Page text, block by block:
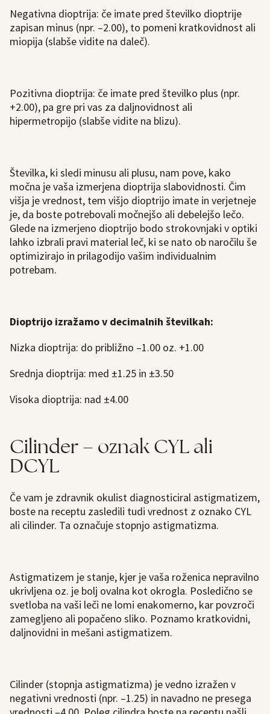
Negativna dioptrija: če imate pred številko dioptrije
zapisan minus (npr. –2.00), to pomeni kratkovidnost ali
miopija (slabše vidite na daleč).
Pozitivna dioptrija: če imate pred številko plus (npr.
+2.00), pa gre pri vas za daljnovidnost ali
hipermetropijo (slabše vidite na blizu).
Številka, ki sledi minusu ali plusu, nam pove, kako
močna je vaša izmerjena dioptrija slabovidnosti. Čim
višja je vrednost, tem višjo dioptrijo imate in verjetneje
je, da boste potrebovali močnejšo ali debelejšo lečo.
Glede na izmerjeno dioptrijo bodo strokovnjaki v optiki
lahko izbrali pravi material leč, ki se nato ob naročilu še
optimizirajo in prilagodijo vašim individualnim
potrebam.
Dioptrijo izražamo v decimalnih številkah:
Nizka dioptrija: do približno –1.00 oz. +1.00
Srednja dioptrija: med ±1.25 in ±3.50
Visoka dioptrija: nad ±4.00
Cilinder – oznak CYL ali
DCYL
Če vam je zdravnik okulist diagnosticiral astigmatizem,
boste na receptu zasledili tudi vrednost z oznako CYL
ali cilinder. Ta označuje stopnjo astigmatizma.
Astigmatizem je stanje, kjer je vaša roženica nepravilno
ukrivljena oz. je bolj ovalna kot okrogla. Posledično se
svetloba na vaši leči ne lomi enakomerno, kar povzroči
zamegljeno ali popačeno sliko. Poznamo kratkovidni,
daljnovidni in mešani astigmatizem.
Cilinder (stopnja astigmatizma) je vedno izražen v
negativni vrednosti (npr. –1.25) in navadno ne presega